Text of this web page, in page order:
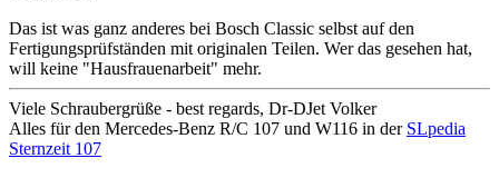
Das ist was ganz anderes bei Bosch Classic selbst auf den
Fertigungsprüfständen mit originalen Teilen. Wer das gesehen hat,
will keine "Hausfrauenarbeit" mehr.
Viele Schraubergrüße - best regards, Dr-DJet Volker
Alles für den Mercedes-Benz R/C 107 und W116 in der SLpedia
Sternzeit 107